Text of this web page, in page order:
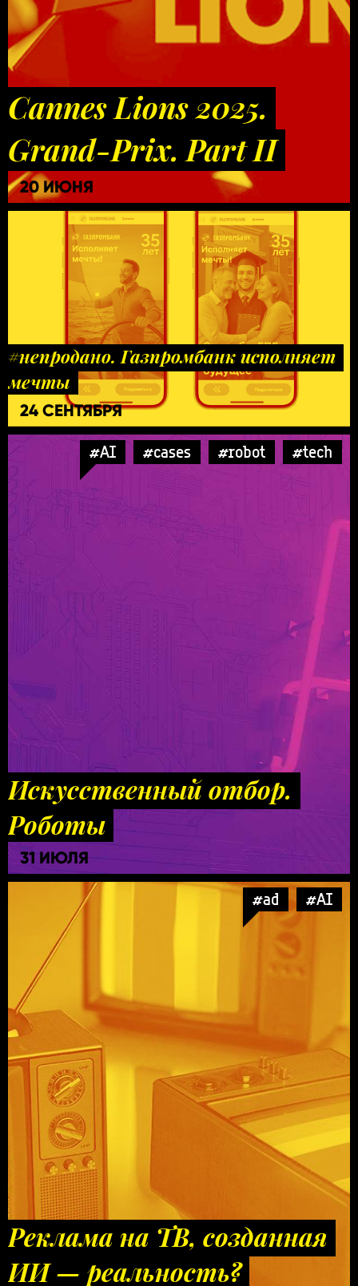
Cannes Lions 2025.
Grand-Prix. Part II
20 ИЮНЯ
#непродано. Газпромбанк исполняет
мечты
24 СЕНТЯБРЯ
#AI #cases #robot #tech
Искусственный отбор.
Роботы
31 ИЮЛЯ
#ad #AI
Реклама на ТВ, созданная
ИИ — реальность?